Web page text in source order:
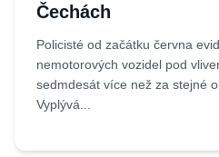
Čechách
Policisté od začátku června
nemotorových vozidel pod
sedmdesát více než za stejné
Vyplývá...